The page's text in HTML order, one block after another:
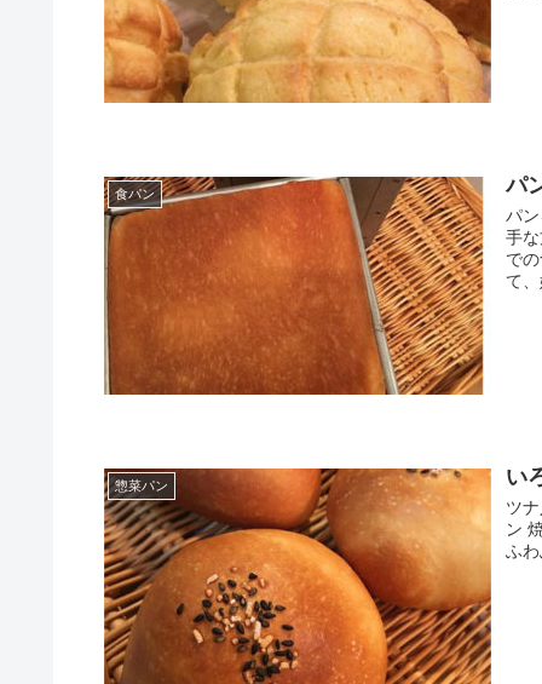
食パン パ
パ
手
で
て
惣菜パン い
ツ
ン
ふ